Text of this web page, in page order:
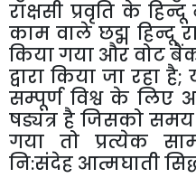
राक्षसी प्रवृति के हिन्दू
काम वाले छद्म हिन्दू
कियागया औरवोट
द्वारा किया जा रहा है;
सम्पूर्ण विश्व के लिए
षड्यंत्र है जिसको समय
गया
तो प्रत्येक
नि:संदेह आत्मघाती